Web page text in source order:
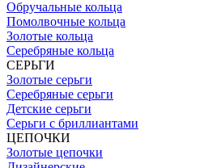
Обручальные кольца
Помолвочные кольца
Золотые кольца
Серебряные кольца
СЕРЬГИ
Золотые серьги
Серебряные серьги
Детские серьги
Серьги с бриллиантами
ЦЕПОЧКИ
Золотые цепочки